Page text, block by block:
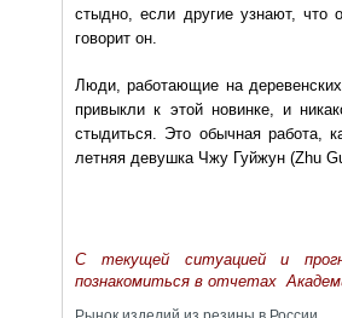
стыдно, если другие узнают, что
говорит он.
Люди, работающие на
привыкли к этой новинке, и
стыдиться. Это обычная работа,
летняя девушка Чжу Гуйжун (Zhu
С текущей ситуацией и
познакомиться в отчетах